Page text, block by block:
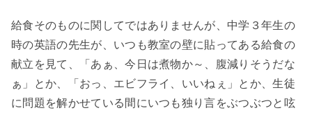
給食そのものに関してではありませんが、中学３年生の
時の英語の先生が、いつも教室の壁に貼ってある給食の
献立を見て、「あぁ、今日は煮物か～、腹減りそうだな
ぁ」とか、「おっ、エビフライ、いいねぇ」とか、生徒
に問題を解かせている間にいつも独り言をぶつぶつと呟